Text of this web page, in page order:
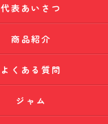
代表あいさつ
商品紹介
よくある質問
ジャム